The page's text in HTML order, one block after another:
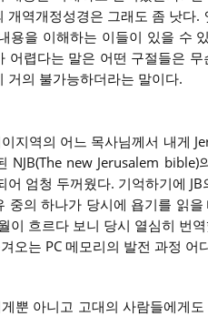
개역개정성경은 그래도 좀 낫다
용을 이해하는 이들이 있을 수
어렵다는 말은 어떤 구절들은
거의 불가능하더라는 말이다.
지역의 어느 목사님께서 내게
NJB(The new Jerusalem
어 엄청 두꺼웠다. 기억하기에
중의 하나가 당시에 욥기를 읽
이 흐르다 보니 당시 열심히 번
오는 PC 메모리의 발전 과정
뿐 아니고 고대의 사람들에게